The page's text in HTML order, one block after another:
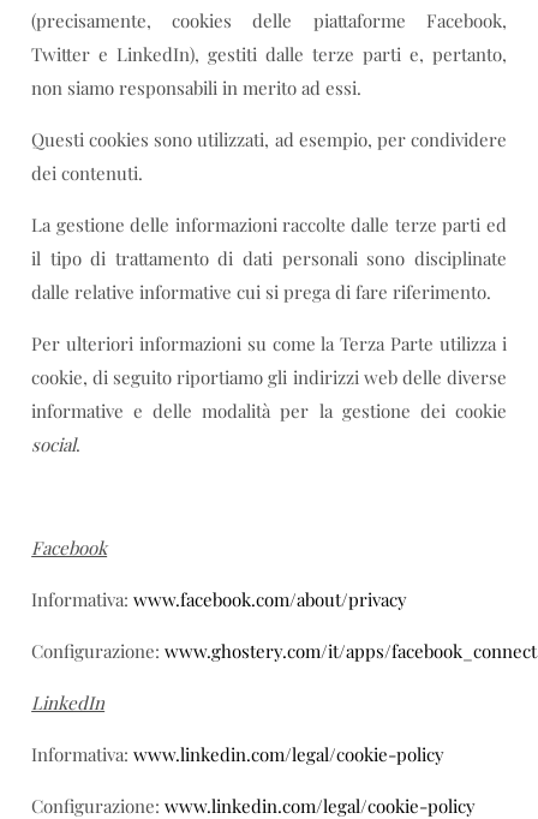
(precisamente, cookies delle piattaforme Facebook,
Twitter e LinkedIn), gestiti dalle terze parti e, pertanto,
non siamo responsabili in merito ad essi.
Questi cookies sono utilizzati, ad esempio, per condividere
dei contenuti.
La gestione delle informazioni raccolte dalle terze parti ed
il tipo di trattamento di dati personali sono disciplinate
dalle relative informative cui si prega di fare riferimento.
Per ulteriori informazioni su come la Terza Parte utilizza i
cookie, di seguito riportiamo gli indirizzi web delle diverse
informative e delle modalità per la gestione dei cookie
social.
Facebook
Informativa:www.facebook.com/about/privacy
Configurazione:www.ghostery.com/it/apps/facebook_connect
LinkedIn
Informativa:www.linkedin.com/legal/cookie-policy
Configurazione:www.linkedin.com/legal/cookie-policy